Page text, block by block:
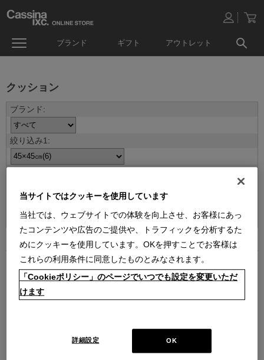
ブランド ギフト アウトレット
クッション
並べ替え：
6件あります
カッシーナ・イクスシー レザーク
ッション FZ革 (ロゴあり) 45 x
ッション FZ革 (ロゴあり) 45 x
45cm グレー
当サイトではクッキーを使用しています
当社では、ウェブサイトでの体験を向上させ、お客様にあっ
たコンテンツや広告のご提供や、トラフィックを分析するた
めにクッキーを使用しています。OKを押すことでお客様は
これらの利用条件に同意したものとみなされます。
「Cookieポリシー」のページでいつでも設定を変更いただ
けます
OK
詳細設定